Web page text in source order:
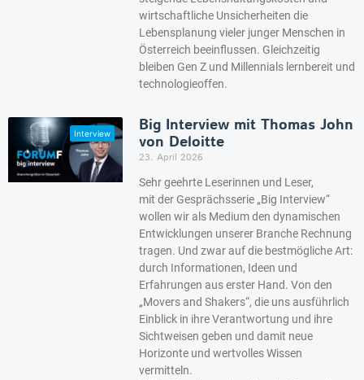
wirtschaftliche Unsicherheiten die
Lebensplanung vieler junger Menschen in
Österreich beeinflussen. Gleichzeitig
bleiben Gen Z und Millennials lernbereit und
technologieoffen.
Big Interview mit Thomas John
von Deloitte
23. April 2026
Sehr geehrte Leserinnen und Leser,
mit der Gesprächsserie „Big Interview“
wollen wir als Medium den dynamischen
Entwicklungen unserer Branche Rechnung
tragen. Und zwar auf die bestmögliche Art:
durch Informationen, Ideen und
Erfahrungen aus erster Hand. Von den
„Movers and Shakers“, die uns ausführlich
Einblick in ihre Verantwortung und ihre
Sichtweisen geben und damit neue
Horizonte und wertvolles Wissen
vermitteln.